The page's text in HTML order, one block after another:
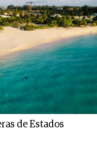
de Estados